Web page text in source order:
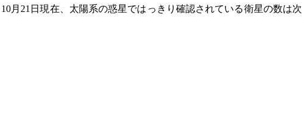
月21日現在、太陽系の惑星ではっきり確認されている衛星の数は次